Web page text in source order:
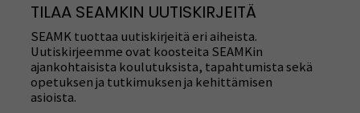
TILAA SEAMKIN UUTISKIRJEITÄ
SEAMK tuottaa uutiskirjeitä eri aiheista.
Uutiskirjeemme ovat koosteita SEAMKin
ajankohtaisista koulutuksista, tapahtumista sekä
opetuksen ja tutkimuksen ja kehittämisen
asioista.